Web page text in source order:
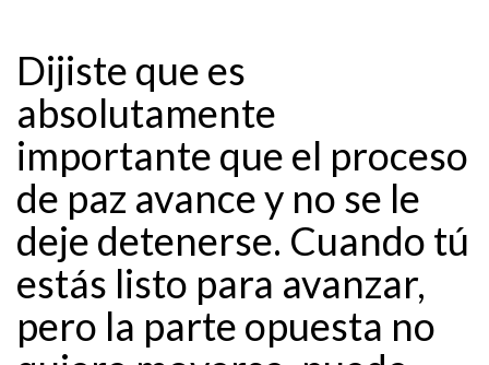
Dijiste que es
absolutamente
importante que el proceso
de paz avance y no se le
deje detenerse. Cuando tú
estás listo para avanzar,
pero la parte opuesta no